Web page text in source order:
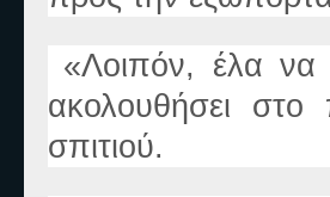
«Λοιπόν, έλα
ακολουθήσει
σπιτιού.